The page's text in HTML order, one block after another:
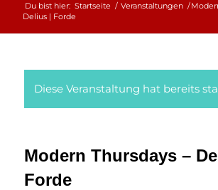
Du bist hier: Startseite / Veranstaltungen /
Delius | Forde
Diese Veranstaltung hat bereits
Modern Thursdays –
Forde